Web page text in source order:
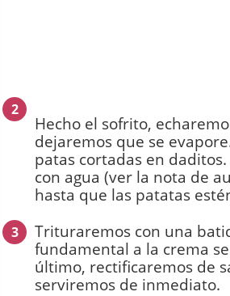
2
Hecho el sofrito,
dejaremos que se
patas cortadas en
con agua (ver la nota de
hasta que las patatas
3
Trituraremos con una
fundamental a la crema
último, rectificaremos de
serviremos de inmediato.